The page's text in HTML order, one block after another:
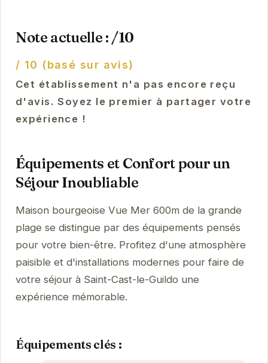
Note actuelle : /10
/ 10 (basé sur avis)
Cet établissement n'a pas encore reçu
d'avis. Soyez le premier à partager votre
expérience !
Équipements et Confort pour un
Séjour Inoubliable
Maison bourgeoise Vue Mer 600m de la grande
plage se distingue par des équipements pensés
pour votre bien-être. Profitez d'une atmosphère
paisible et d'installations modernes pour faire de
votre séjour à Saint-Cast-le-Guildo une
expérience mémorable.
Équipements clés :